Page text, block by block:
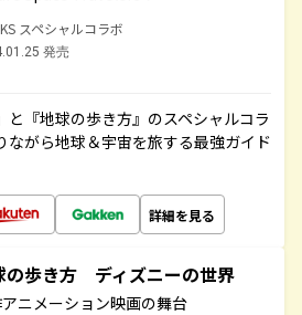
スペシャルコラボ
発売
と『地球の歩き方』のスペシャルコラ
ながら地球＆宇宙を旅する最強ガイド
詳細を見る
の歩き方 ディズニーの世界
ニメーション映画の舞台